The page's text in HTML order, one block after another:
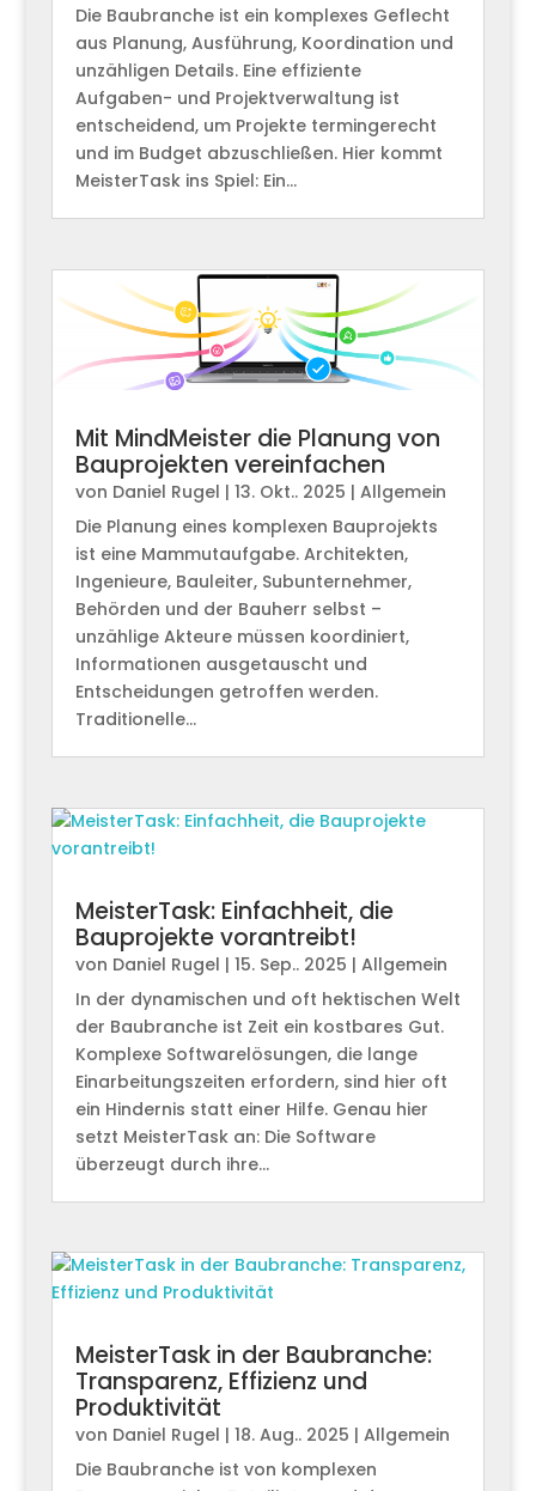
Die Baubranche ist ein komplexes Geflecht
aus Planung, Ausführung, Koordination und
unzähligen Details. Eine effiziente
Aufgaben- und Projektverwaltung ist
entscheidend, um Projekte termingerecht
und im Budget abzuschließen. Hier kommt
MeisterTask ins Spiel: Ein...
Mit MindMeister die Planung von
Bauprojekten vereinfachen
von Daniel Rugel | 13. Okt.. 2025 | Allgemein
Die Planung eines komplexen Bauprojekts
ist eine Mammutaufgabe. Architekten,
Ingenieure, Bauleiter, Subunternehmer,
Behörden und der Bauherr selbst –
unzählige Akteure müssen koordiniert,
Informationen ausgetauscht und
Entscheidungen getroffen werden.
Traditionelle...
MeisterTask: Einfachheit, die
Bauprojekte vorantreibt!
von Daniel Rugel | 15. Sep.. 2025 | Allgemein
In der dynamischen und oft hektischen Welt
der Baubranche ist Zeit ein kostbares Gut.
Komplexe Softwarelösungen, die lange
Einarbeitungszeiten erfordern, sind hier oft
ein Hindernis statt einer Hilfe. Genau hier
setzt MeisterTask an: Die Software
überzeugt durch ihre...
MeisterTask in der Baubranche:
Transparenz, Effizienz und
Produktivität
von Daniel Rugel | 18. Aug.. 2025 | Allgemein
Die Baubranche ist von komplexen